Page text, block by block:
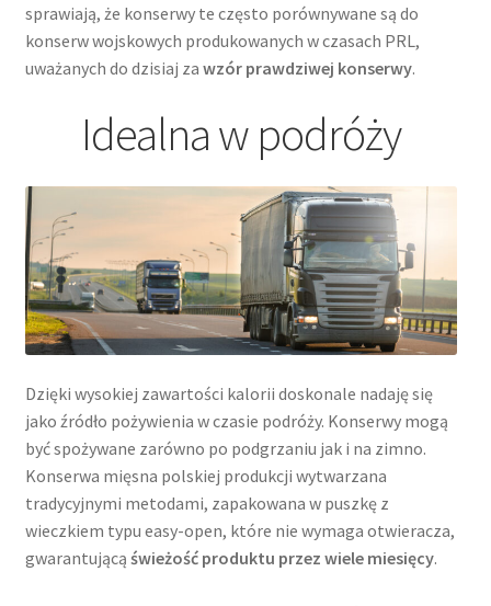
sprawiają, że konserwy te często porównywane są do
konserw wojskowych produkowanych w czasach PRL,
uważanych do dzisiaj za wzór prawdziwej konserwy.
Idealna w podróży
Dzięki wysokiej zawartości kalorii doskonale nadaję się
jako źródło pożywienia w czasie podróży. Konserwy mogą
być spożywane zarówno po podgrzaniu jak i na zimno.
Konserwa mięsna polskiej produkcji wytwarzana
tradycyjnymi metodami, zapakowana w puszkę z
wieczkiem typu easy-open, które nie wymaga otwieracza,
gwarantującą świeżość produktu przez wiele miesięcy.